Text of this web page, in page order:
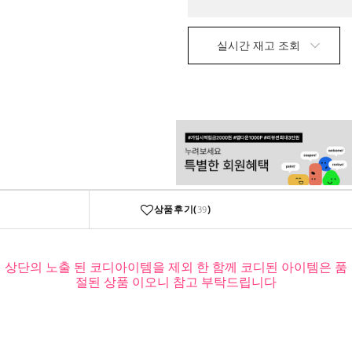
실시간 재고 조회
상품후기(39)
상단의 노출 된 코디아이템을 제외 한 함께 코디된 아이템은 품
절된 상품 이오니 참고 부탁드립니다